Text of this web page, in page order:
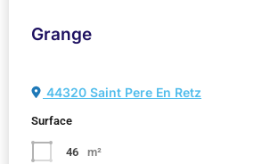
Grange
44320 Saint Pere En Retz
Surface
46 m²